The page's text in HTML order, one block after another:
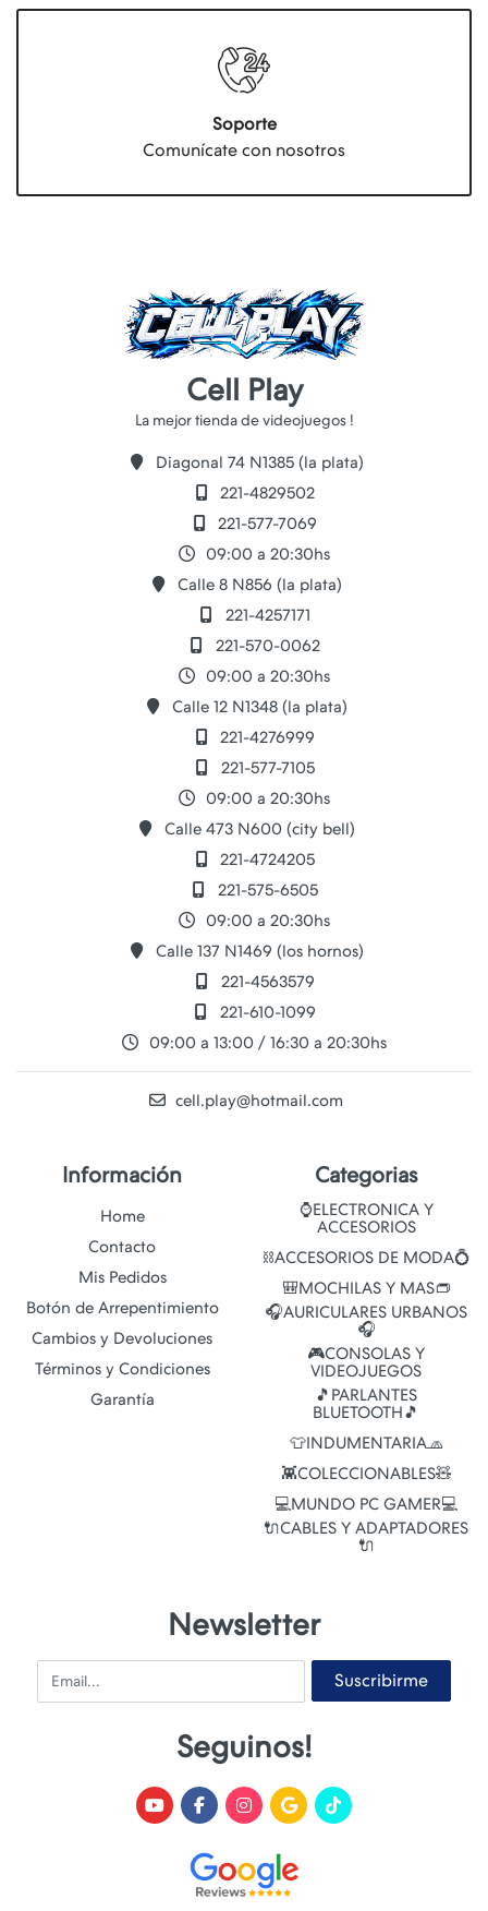
Soporte
Comunícate con nosotros
Cell Play
Diagonal 74 N1385 (la plata)
221-4829502
221-577-7069
09:00 a 20:30hs
Calle 8 N856 (la plata)
221-4257171
221-570-0062
09:00 a 20:30hs
Calle 12 N1348 (la plata)
221-4276999
221-577-7105
09:00 a 20:30hs
Calle 473 N600 (city bell)
221-4724205
221-575-6505
09:00 a 20:30hs
Calle 137 N1469 (los hornos)
221-4563579
221-610-1099
09:00 a 13:00 / 16:30 a 20:30hs
cell.play@hotmail.com
Información
Home
Contacto
Mis Pedidos
Botón de Arrepentimiento
Cambios y Devoluciones
Términos y Condiciones
Garantía
Categorias
⌚ELECTRONICA Y
ACCESORIOS
⛓️ACCESORIOS DE MODA💍
🎒MOCHILAS Y MAS👝
🎧AURICULARES URBANOS
🎧
🎮CONSOLAS Y
VIDEOJUEGOS
🎵PARLANTES
BLUETOOTH🎵
👕INDUMENTARIA🧢
👾COLECCIONABLES🧸
💻MUNDO PC GAMER💻
🔌CABLES Y ADAPTADORES
🔌
Newsletter
Email Suscribirme
Seguinos!